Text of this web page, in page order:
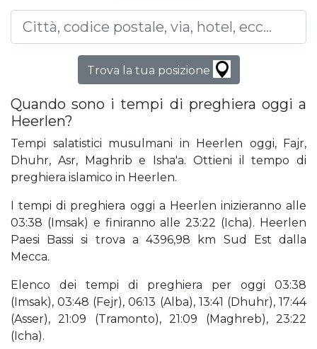
Trova la tua posizione
Quando sono i tempi di preghiera oggi a
Heerlen?
Tempi salatistici musulmani in Heerlen oggi, Fajr,
Dhuhr, Asr, Maghrib e Isha'a. Ottieni il tempo di
preghiera islamico in Heerlen.
I tempi di preghiera oggi a Heerlen inizieranno alle
03:38 (Imsak) e finiranno alle 23:22 (Icha). Heerlen
Paesi Bassi si trova a 4396,98 km Sud Est dalla
Mecca.
Elenco dei tempi di preghiera per oggi 03:38
(Imsak), 03:48 (Fejr), 06:13 (Alba), 13:41 (Dhuhr), 17:44
(Asser), 21:09 (Tramonto), 21:09 (Maghreb), 23:22
(Icha).